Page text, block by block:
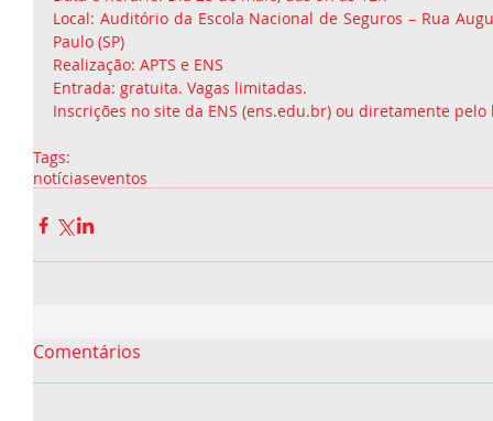
Local: Auditório da Escola Nacional de Seguros – Rua
Paulo (SP)
Realização: APTS e ENS
Entrada: gratuita. Vagas limitadas.
Inscrições no site da ENS (ens.edu.br) ou diretamente
Tags:
notíciaseventos
Comentários